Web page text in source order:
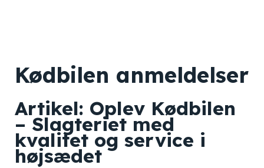
Kødbilen anmeldelser
Artikel: Oplev Kødbilen
– Slagteriet med
kvalitet og service i
højsædet